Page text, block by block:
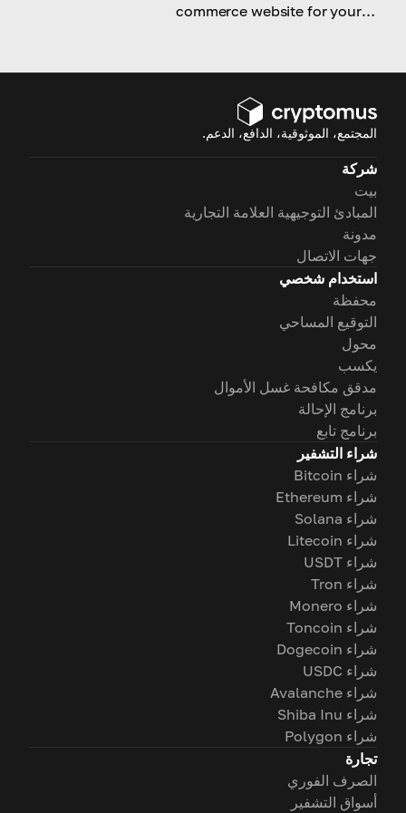
commerce website for your
المجتمع، الموثوقية، الدافع، الدعم.
شركة
بيت
المبادئ التوجيهية العلامة التجارية
مدونة
جهات الاتصال
استخدام شخصي
محفظة
التوقيع المساحي
محول
يكسب
مدقق مكافحة غسل الأموال
برنامج الإحالة
برنامج تابع
شراء التشفير
شراء Bitcoin
شراء Ethereum
شراء Solana
شراء Litecoin
شراء USDT
شراء Tron
شراء Monero
شراء Toncoin
شراء Dogecoin
شراء USDC
شراء Avalanche
شراء Shiba Inu
شراء Polygon
تجارة
الصرف الفوري
أسواق التشفير